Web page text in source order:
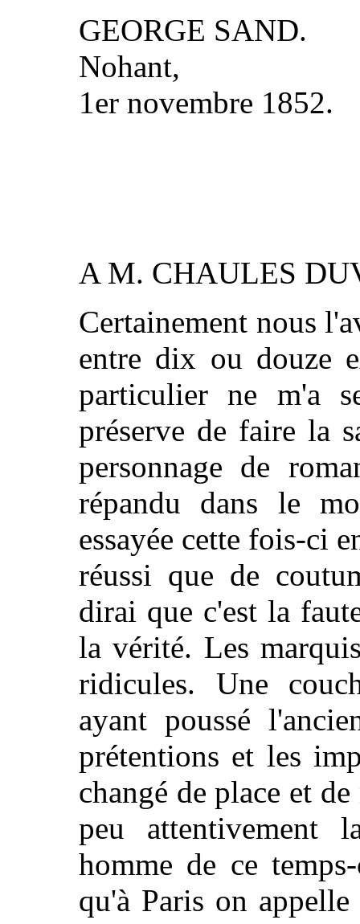
GEORGE SAND.
Nohant,
1er novembre 1852.
A M. CHAULES
Certainement nous
entre dix ou douze
particulier ne m'a
préserve de faire la
personnage de
répandu dans le
essayée cette fois-ci
réussi que de
dirai que c'est la
la vérité. Les
ridicules. Une
ayant poussé
prétentions et les
changé de place et
peu attentivement
homme de ce
qu'à Paris on appelle